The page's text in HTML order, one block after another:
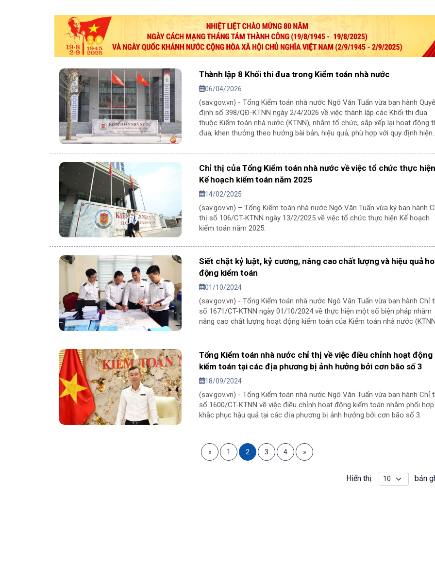
Thành lập 8 Khối thi đua trong Kiểm toán nhà nước
06/04/2026
(sav.gov.vn) - Tổng Kiểm toán nhà nước Ngô Văn Tuấn vừa ban hành
định số 398/QĐ-KTNN ngày 2/4/2026 về việc thành lập các Khối thi đua
thuộc Kiểm toán nhà nước (KTNN), nhằm tổ chức, sắp xếp lại hoạt động
đua, khen thưởng theo hướng bài bản, hiệu quả, phù hợp với quy định hiện
Chỉ thị của Tổng Kiểm toán nhà nước về việc tổ chức thực hiện
Kế hoạch kiểm toán năm 2025
14/02/2025
(sav.gov.vn) – Tổng Kiểm toán nhà nước Ngô Văn Tuấn vừa ký ban hành
thị số 106/CT-KTNN ngày 13/2/2025 về việc tổ chức thực hiện Kế hoạch
kiểm toán năm 2025.
Siết chặt kỷ luật, kỷ cương, nâng cao chất lượng và hiệu quả
động kiểm toán
01/10/2024
(sav.gov.vn) - Tổng Kiểm toán nhà nước Ngô Văn Tuấn vừa ban hành Chỉ
số 1671/CT-KTNN ngày 01/10/2024 về thực hiện một số biện pháp nhằm
nâng cao chất lượng hoạt động kiểm toán của Kiểm toán nhà nước
Tổng Kiểm toán nhà nước chỉ thị về việc điều chỉnh hoạt động
kiểm toán tại các địa phương bị ảnh hưởng bởi cơn bão số 3
18/09/2024
(sav.gov.vn) - Tổng Kiểm toán nhà nước Ngô Văn Tuấn vừa ban hành Chỉ
số 1600/CT-KTNN về việc điều chỉnh hoạt động kiểm toán nhằm phối hợp
khắc phục hậu quả tại các địa phương bị ảnh hưởng bởi cơn bão số 3.
« 1 2 3 4 »
Hiển thị: bản